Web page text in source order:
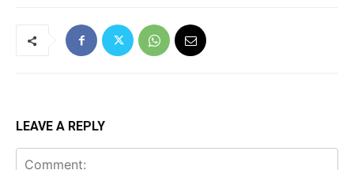
LEAVE A REPLY